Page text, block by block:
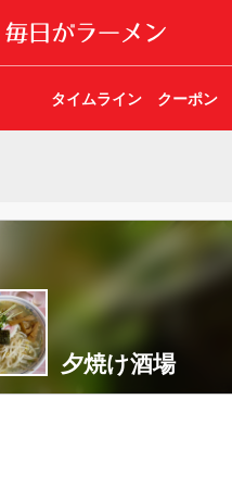
タイムライン クーポン
夕焼け酒場